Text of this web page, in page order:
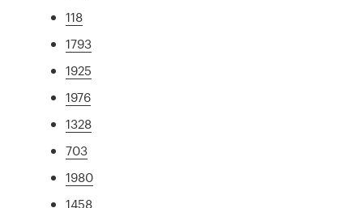
118
1793
1925
1976
1328
703
1980
1458